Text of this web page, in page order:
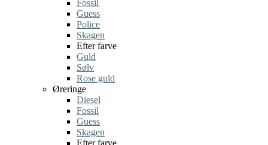
Fossil
Guess
Police
Skagen
Efter farve
Guld
Sølv
Rose guld
Øreringe
Diesel
Fossil
Guess
Skagen
Efter farve